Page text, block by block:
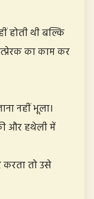
होती थी बल्कि
का काम कर
नहीं भूला।
और हथेली में
तो उसे